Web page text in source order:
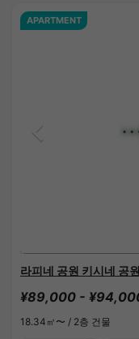
APARTMENT
라피네 공원 키시네 공원
¥89,000 -
18.34㎡〜 / 2층 건물